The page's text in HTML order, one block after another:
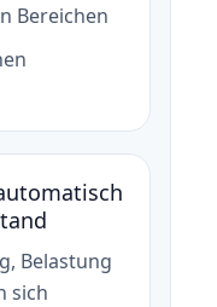
Bereichen
Belastung
sich